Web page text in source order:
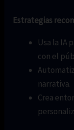
Estrategias
Usa la IA
con el
narrativa.
Crea